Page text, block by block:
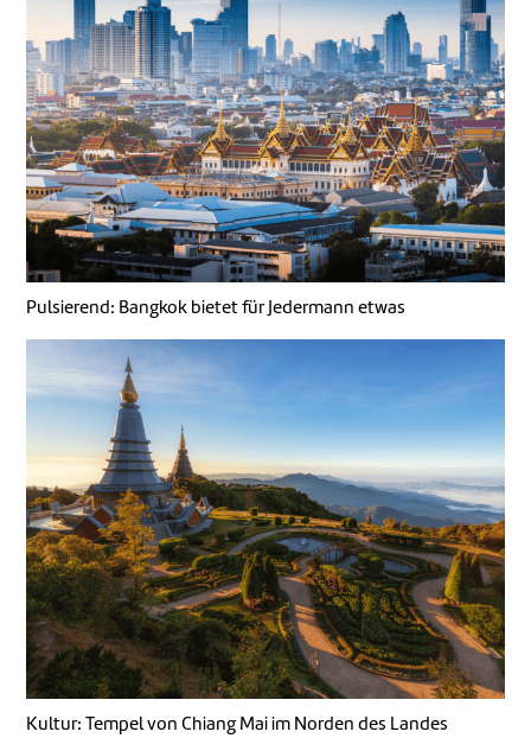
Pulsierend: Bangkok bietet für Jedermann etwas
Kultur: Tempel von Chiang Mai im Norden des Landes